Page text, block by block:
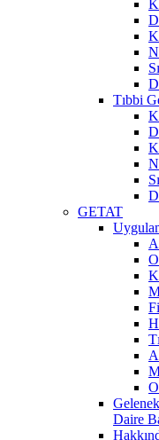
Tıbbi
GETAT
Daire